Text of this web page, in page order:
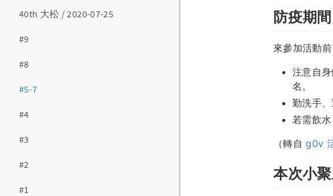
40th 大松 / 2020-07-25
#9
#8
#5-7
#4
#3
#2
#1